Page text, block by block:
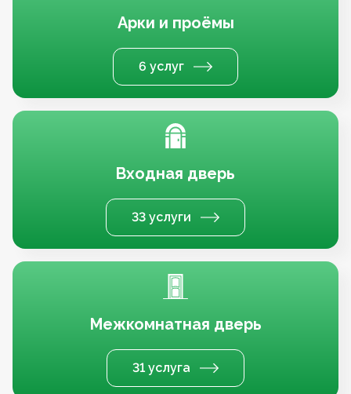
Арки и проёмы
6 услуг
Входная дверь
33 услуги
Межкомнатная дверь
31 услуга